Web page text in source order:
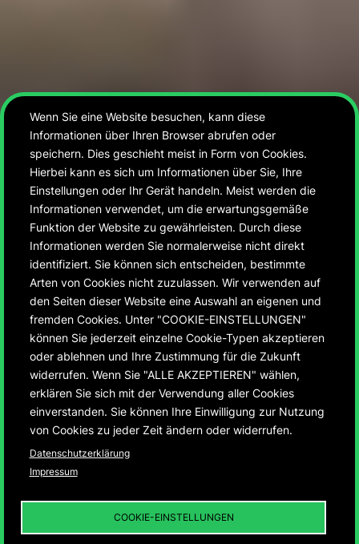
75 Jahre Montbéliard
und Ludwigsburg
Entwicklung der ersten deutsch-französischen
Städtepartnerschaft von 1950 – 2025
DIE „INFRASTRUKTUR
Wenn Sie eine Website besuchen, kann diese
Informationen über Ihren Browser abrufen oder
speichern. Dies geschieht meist in Form von Cookies.
Hierbei kann es sich um Informationen über Sie, Ihre
Einstellungen oder Ihr Gerät handeln. Meist werden die
Informationen verwendet, um die erwartungsgemäße
Funktion der Website zu gewährleisten. Durch diese
Informationen werden Sie normalerweise nicht direkt
identifiziert. Sie können sich entscheiden, bestimmte
Arten von Cookies nicht zuzulassen. Wir verwenden auf
den Seiten dieser Website eine Auswahl an eigenen und
fremden Cookies. Unter "COOKIE-EINSTELLUNGEN"
können Sie jederzeit einzelne Cookie-Typen akzeptieren
oder ablehnen und Ihre Zustimmung für die Zukunft
widerrufen. Wenn Sie "ALLE AKZEPTIEREN" wählen,
erklären Sie sich mit der Verwendung aller Cookies
einverstanden. Sie können Ihre Einwilligung zur Nutzung
von Cookies zu jeder Zeit ändern oder widerrufen.
Datenschutzerklärung
Impressum
COOKIE-EINSTELLUNGEN